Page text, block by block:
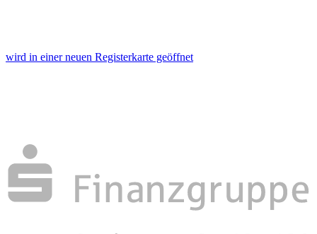
wird in einer neuen Registerkarte geöffnet